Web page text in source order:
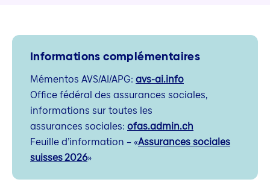
Informations complémentaires
Mémentos AVS/AI/APG: avs-ai.info
Office fédéral des assurances sociales,
informations sur toutes les
assurances sociales: ofas.admin.ch
Feuille d’information – «Assurances sociales
suisses 2026»